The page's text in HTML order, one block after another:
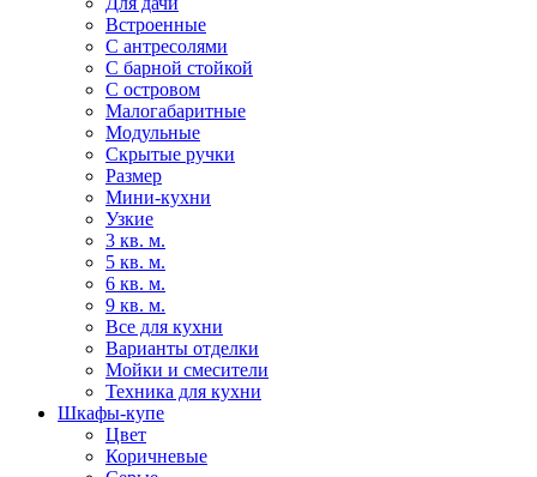
Встроенные
С антресолями
С барной стойкой
С островом
Малогабаритные
Модульные
Скрытые ручки
Размер
Мини-кухни
Узкие
3 кв. м.
5 кв. м.
6 кв. м.
9 кв. м.
Все для кухни
Варианты отделки
Мойки и смесители
Техника для кухни
Шкафы-купе
Цвет
Коричневые